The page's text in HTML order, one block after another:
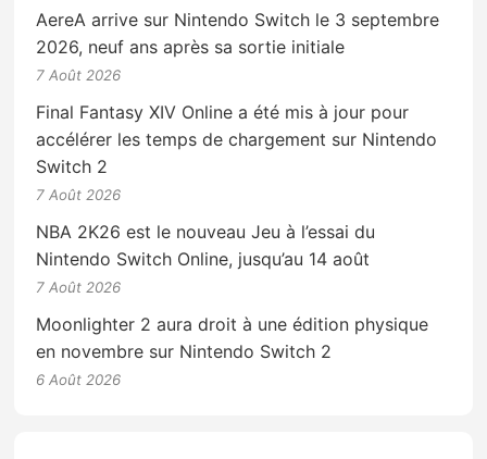
AereA arrive sur Nintendo Switch le 3 septembre
2026, neuf ans après sa sortie initiale
7 Août 2026
Final Fantasy XIV Online a été mis à jour pour
accélérer les temps de chargement sur Nintendo
Switch 2
7 Août 2026
NBA 2K26 est le nouveau Jeu à l’essai du
Nintendo Switch Online, jusqu’au 14 août
7 Août 2026
Moonlighter 2 aura droit à une édition physique
en novembre sur Nintendo Switch 2
6 Août 2026